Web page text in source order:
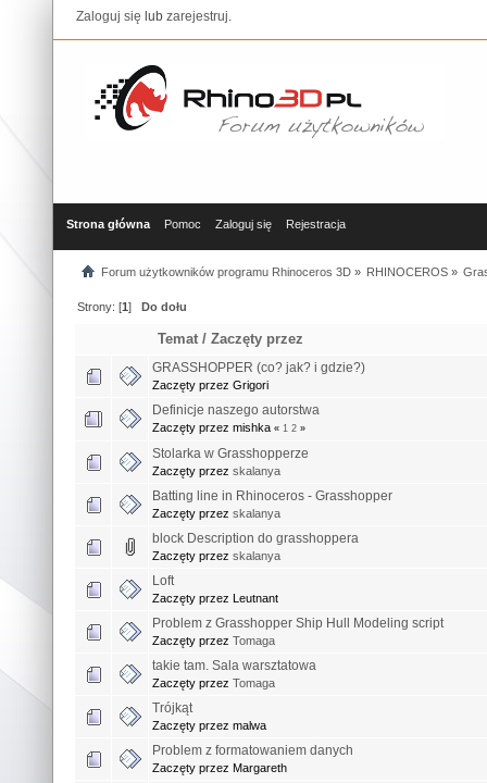
Zaloguj się lub zarejestruj.
Strona główna Pomoc Zaloguj się Rejestracja
Forum użytkowników programu Rhinoceros 3D» RHINOCEROS»
Strony: [1]Do dołu
Temat /Zaczęty przez
GRASSHOPPER (co? jak? i gdzie?)
Zaczęty przez Grigori
Definicje naszego autorstwa
Zaczęty przez mishka « 1 2 »
Stolarka w Grasshopperze
Zaczęty przez skalanya
Batting line in Rhinoceros - Grasshopper
Zaczęty przez skalanya
block Description do grasshoppera
Zaczęty przez skalanya
Loft
Zaczęty przez Leutnant
Problem z Grasshopper Ship Hull Modeling script
Zaczęty przez Tomaga
takie tam. Sala warsztatowa
Zaczęty przez Tomaga
Trójkąt
Zaczęty przez malwa
Problem z formatowaniem danych
Zaczęty przez Margareth